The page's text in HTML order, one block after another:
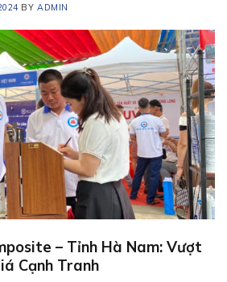
BY ADMIN
– Tỉnh Hà Nam: Vượt
Cạnh Tranh